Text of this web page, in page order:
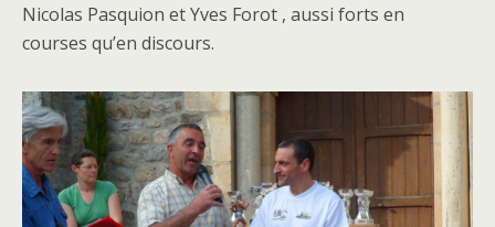
Nicolas Pasquion et Yves Forot , aussi forts en
courses qu’en discours.